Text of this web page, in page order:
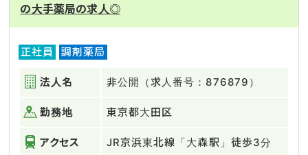
の大手薬局の求人◎
正社員 調剤薬局
法人名 非公開（求人番号：876879）
勤務地 東京都大田区
アクセス JR京浜東北線「大森駅」徒歩3分